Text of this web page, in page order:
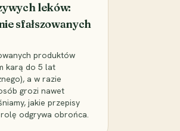
leków:
sfałszowanych
produktów
karą do 5 lat
a w razie
grozi nawet
jakie przepisy
odgrywa obrońca.